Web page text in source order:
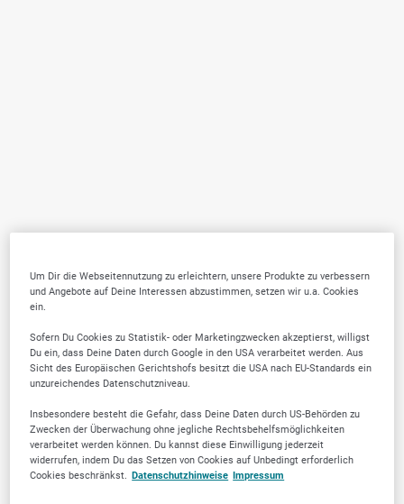
Um Dir die Webseitennutzung zu erleichtern, unsere Produkte zu verbessern
und Angebote auf Deine Interessen abzustimmen, setzen wir u.a. Cookies
ein.
Sofern Du Cookies zu Statistik- oder Marketingzwecken akzeptierst, willigst
Du ein, dass Deine Daten durch Google in den USA verarbeitet werden. Aus
Sicht des Europäischen Gerichtshofs besitzt die USA nach EU-Standards ein
unzureichendes Datenschutzniveau.
Insbesondere besteht die Gefahr, dass Deine Daten durch US-Behörden zu
Zwecken der Überwachung ohne jegliche Rechtsbehelfsmöglichkeiten
verarbeitet werden können. Du kannst diese Einwilligung jederzeit
widerrufen, indem Du das Setzen von Cookies auf Unbedingt erforderlich
Cookies beschränkst. Datenschutzhinweise Impressum